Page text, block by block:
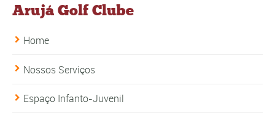
Arujá Golf Clube
Home
Nossos Serviços
Espaço Infanto-Juvenil